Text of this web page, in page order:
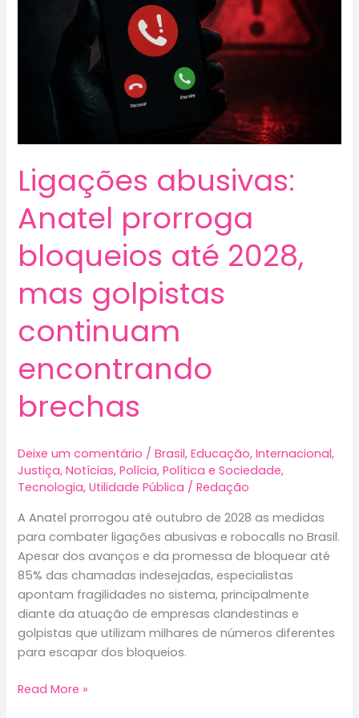
Ligações abusivas:
Anatel prorroga
bloqueios até 2028,
mas golpistas
continuam
encontrando
brechas
Deixe um comentário /Brasil,Educação,Internacional,
Justiça,Notícias,Polícia,Política e Sociedade,
Tecnologia,Utilidade Pública /Redação
A Anatel prorrogou até outubro de 2028 as medidas
para combater ligações abusivas e robocalls no Brasil.
Apesar dos avanços e da promessa de bloquear até
85% das chamadas indesejadas, especialistas
apontam fragilidades no sistema, principalmente
diante da atuação de empresas clandestinas e
golpistas que utilizam milhares de números diferentes
para escapar dos bloqueios.
Ligações
Read More »